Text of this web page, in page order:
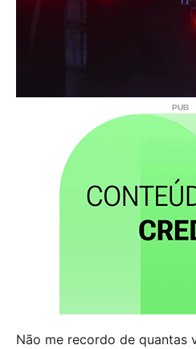
Não me recordo de quantas